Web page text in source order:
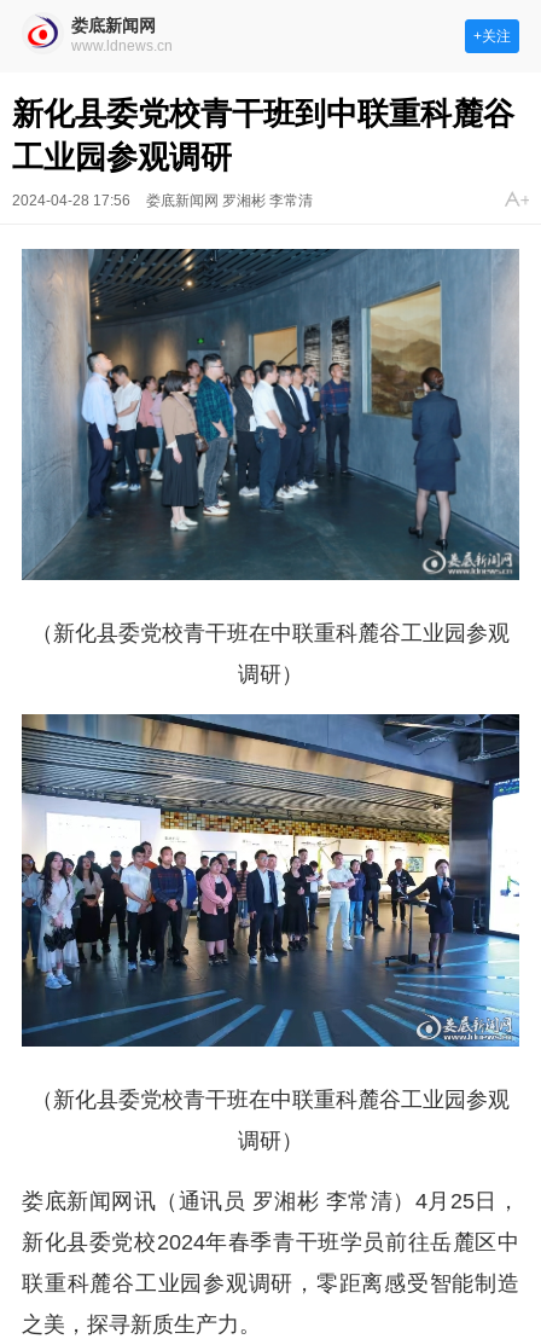
娄底新闻网
www.ldnews.cn
+关注
新化县委党校青干班到中联重科麓谷
工业园参观调研
2024-04-28 17:56 娄底新闻网 罗湘彬 李常清
（新化县委党校青干班在中联重科麓谷工业园参观
调研）
（ 新化县委党校青干班在中联重科麓谷工业园参观
调研）
娄底新闻网讯（通讯员 罗湘彬 李常清）4月25日，
新化县委党校2024年春季青干班学员前往岳麓区中
联重科麓谷工业园参观调研，零距离感受智能制造
之美，探寻新质生产力。